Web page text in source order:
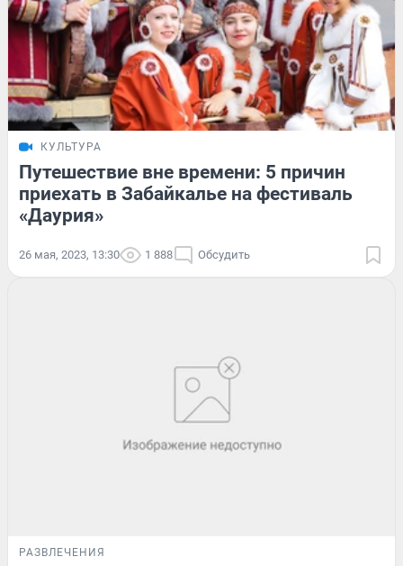
КУЛЬТУРА
Путешествие вне времени: 5 причин
приехать в Забайкалье на фестиваль
«Даурия»
26 мая, 2023, 13:30 1 888 Обсудить
РАЗВЛЕЧЕНИЯ